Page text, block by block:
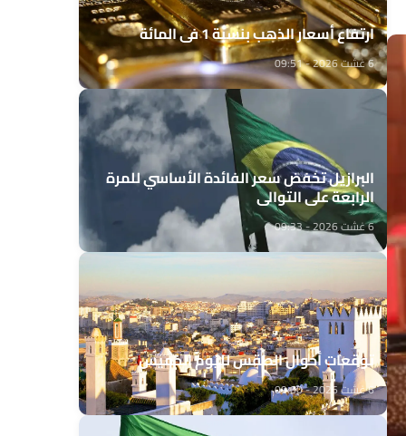
ارتفاع أسعار الذهب بنسبة 1 في المائة
6 غشت 2026 - 09:51
البرازيل تخفض سعر الفائدة الأساسي للمرة
الرابعة على التوالي
6 غشت 2026 - 09:33
توقعات أحوال الطقس لليوم الخميس
6 غشت 2026 - 09:00